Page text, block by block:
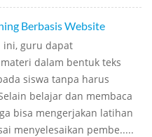
Berbasis Website
ini, guru dapat
dalam bentuk teks
siswa tanpa harus
belajar dan membaca
bisa mengerjakan latihan
menyelesaikan pembe.....